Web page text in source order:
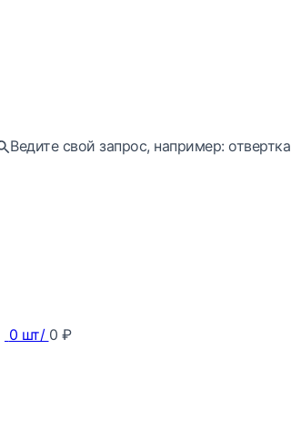
Ведите свой запрос, например: отвертка
0 шт/ 0 ₽